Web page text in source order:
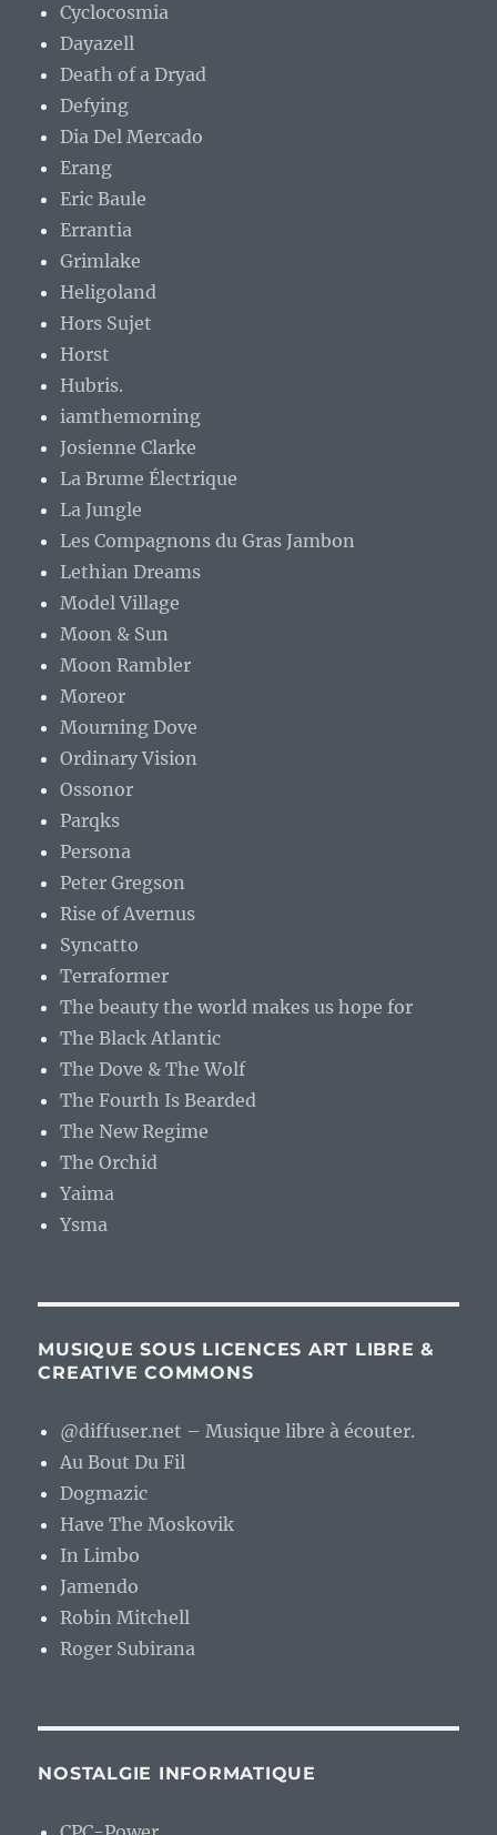
Cyclocosmia
Dayazell
Death of a Dryad
Defying
Dia Del Mercado
Erang
Eric Baule
Errantia
Grimlake
Heligoland
Hors Sujet
Horst
Hubris.
iamthemorning
Josienne Clarke
La Brume Électrique
La Jungle
Les Compagnons du Gras Jambon
Lethian Dreams
Model Village
Moon & Sun
Moon Rambler
Moreor
Mourning Dove
Ordinary Vision
Ossonor
Parqks
Persona
Peter Gregson
Rise of Avernus
Syncatto
Terraformer
The beauty the world makes us hope for
The Black Atlantic
The Dove & The Wolf
The Fourth Is Bearded
The New Regime
The Orchid
Yaima
Ysma
MUSIQUE SOUS LICENCES ART LIBRE &
CREATIVE COMMONS
@diffuser.net – Musique libre à écouter.
Au Bout Du Fil
Dogmazic
Have The Moskovik
In Limbo
Jamendo
Robin Mitchell
Roger Subirana
NOSTALGIE INFORMATIQUE